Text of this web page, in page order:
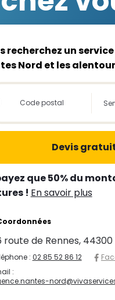
recherchez un
Nord et les
locator global -
que 50% du
! En savoir plus
route de Rennes,
: 02 85 52 86 12
: